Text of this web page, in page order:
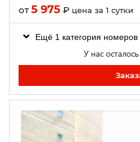
от5 975 ₽ цена за 1 сутки
Ещё 1 категория номеров
У нас